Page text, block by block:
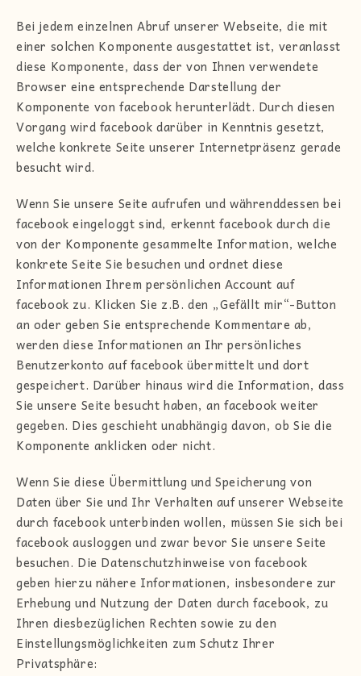
Bei jedem einzelnen Abruf unserer Webseite, die mit
einer solchen Komponente ausgestattet ist, veranlasst
diese Komponente, dass der von Ihnen verwendete
Browser eine entsprechende Darstellung der
Komponente von facebook herunterlädt. Durch diesen
Vorgang wird facebook darüber in Kenntnis gesetzt,
welche konkrete Seite unserer Internetpräsenz gerade
besucht wird.
Wenn Sie unsere Seite aufrufen und währenddessen bei
facebook eingeloggt sind, erkennt facebook durch die
von der Komponente gesammelte Information, welche
konkrete Seite Sie besuchen und ordnet diese
Informationen Ihrem persönlichen Account auf
facebook zu. Klicken Sie z.B. den „Gefällt mir“-Button
an oder geben Sie entsprechende Kommentare ab,
werden diese Informationen an Ihr persönliches
Benutzerkonto auf facebook übermittelt und dort
gespeichert. Darüber hinaus wird die Information, dass
Sie unsere Seite besucht haben, an facebook weiter
gegeben. Dies geschieht unabhängig davon, ob Sie die
Komponente anklicken oder nicht.
Wenn Sie diese Übermittlung und Speicherung von
Daten über Sie und Ihr Verhalten auf unserer Webseite
durch facebook unterbinden wollen, müssen Sie sich bei
facebook ausloggen und zwar bevor Sie unsere Seite
besuchen. Die Datenschutzhinweise von facebook
geben hierzu nähere Informationen, insbesondere zur
Erhebung und Nutzung der Daten durch facebook, zu
Ihren diesbezüglichen Rechten sowie zu den
Einstellungsmöglichkeiten zum Schutz Ihrer
Privatsphäre: